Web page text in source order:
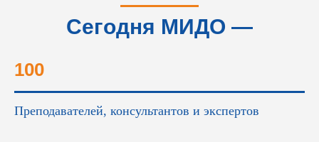
Сегодня МИДО —
100
Преподавателей, консультантов и экспертов